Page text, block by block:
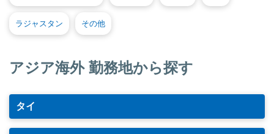
ラジャスタン その他
アジア海外 勤務地から探す
タイ